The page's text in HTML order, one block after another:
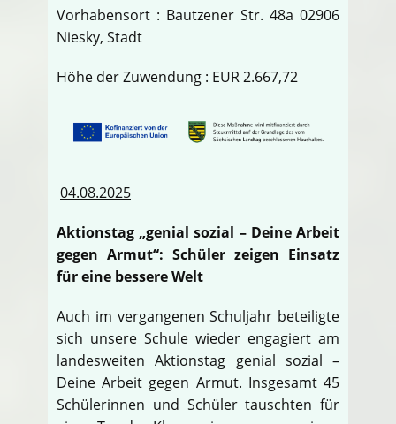
Vorhabensort : Bautzener Str. 48a 02906
Niesky, Stadt
Höhe der Zuwendung : EUR 2.667,72
04.08.2025
Aktionstag „genial sozial – Deine Arbeit
gegen Armut“: Schüler zeigen Einsatz
für eine bessere Welt
Auch im vergangenen Schuljahr beteiligte
sich unsere Schule wieder engagiert am
landesweiten Aktionstag genial sozial –
Deine Arbeit gegen Armut. Insgesamt 45
Schülerinnen und Schüler tauschten für